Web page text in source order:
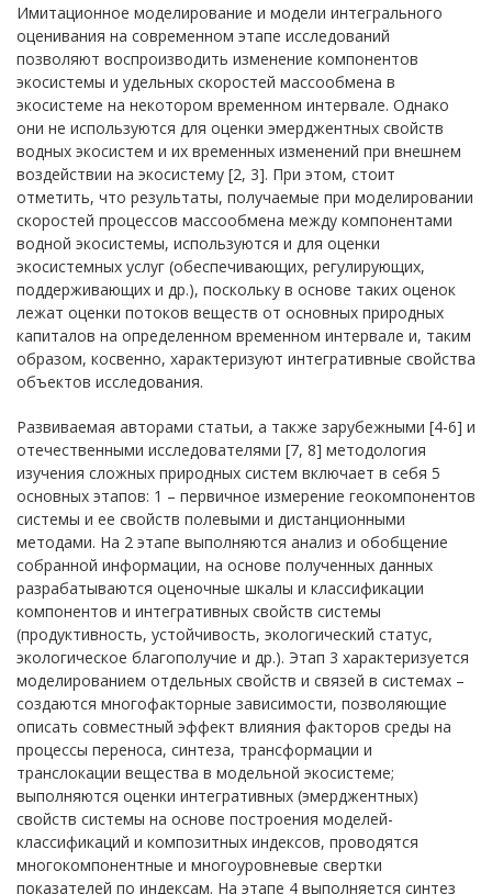
Имитационное моделирование и модели интегрального
оценивания на современном этапе исследований
позволяют воспроизводить изменение компонентов
экосистемы и удельных скоростей массообмена в
экосистеме на некотором временном интервале. Однако
они не используются для оценки эмерджентных свойств
водных экосистем и их временных изменений при внешнем
воздействии на экосистему [2, 3]. При этом, стоит
отметить, что результаты, получаемые при моделировании
скоростей процессов массообмена между компонентами
водной экосистемы, используются и для оценки
экосистемных услуг (обеспечивающих, регулирующих,
поддерживающих и др.), поскольку в основе таких оценок
лежат оценки потоков веществ от основных природных
капиталов на определенном временном интервале и, таким
образом, косвенно, характеризуют интегративные свойства
объектов исследования.
Развиваемая авторами статьи, а также зарубежными [4-6] и
отечественными исследователями [7, 8] методология
изучения сложных природных систем включает в себя 5
основных этапов: 1 – первичное измерение геокомпонентов
системы и ее свойств полевыми и дистанционными
методами. На 2 этапе выполняются анализ и обобщение
собранной информации, на основе полученных данных
разрабатываются оценочные шкалы и классификации
компонентов и интегративных свойств системы
(продуктивность, устойчивость, экологический статус,
экологическое благополучие и др.). Этап 3 характеризуется
моделированием отдельных свойств и связей в системах –
создаются многофакторные зависимости, позволяющие
описать совместный эффект влияния факторов среды на
процессы переноса, синтеза, трансформации и
транслокации вещества в модельной экосистеме;
выполняются оценки интегративных (эмерджентных)
свойств системы на основе построения моделей-
классификаций и композитных индексов, проводятся
многокомпонентные и многоуровневые свертки
показателей по индексам. На этапе 4 выполняется синтез